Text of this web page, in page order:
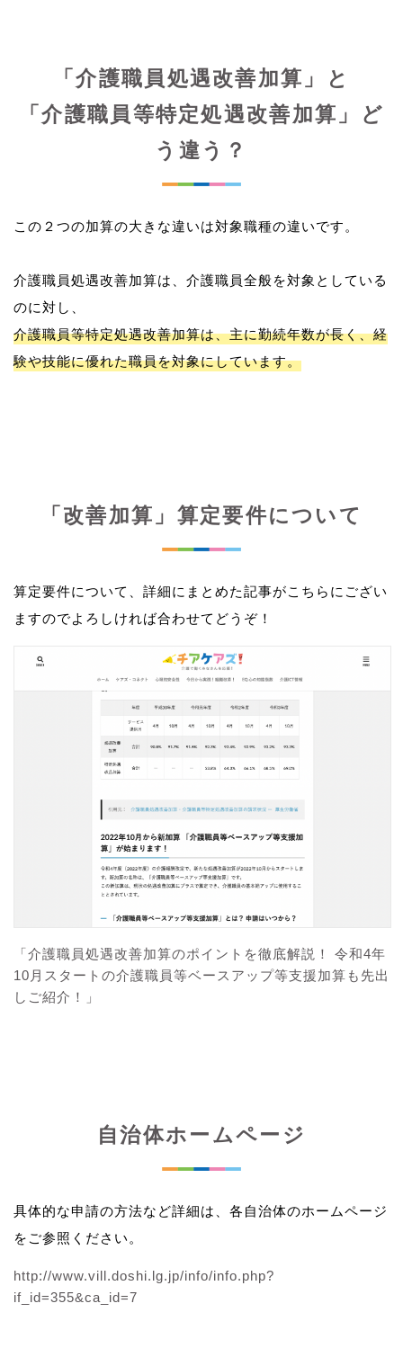
「介護職員処遇改善加算」と
「介護職員等特定処遇改善加算」ど
う違う？
この２つの加算の大きな違いは対象職種の違いです。
介護職員処遇改善加算は、介護職員全般を対象としている
介護職員等特定処遇改善加算は、主に勤続年数が長く、経
験や技能に優れた職員を対象にしています。
「改善加算」算定要件について
算定要件について、詳細にまとめた記事がこちらにござい
ますのでよろしければ合わせてどうぞ！
「介護職員処遇改善加算のポイントを徹底解説！ 令和4年
10月スタートの介護職員等ベースアップ等支援加算も先出
しご紹介！」
自治体ホームページ
具体的な申請の方法など詳細は、各自治体のホームページ
をご参照ください。
http://www.vill.doshi.lg.jp/info/info.php?
if_id=355&ca_id=7